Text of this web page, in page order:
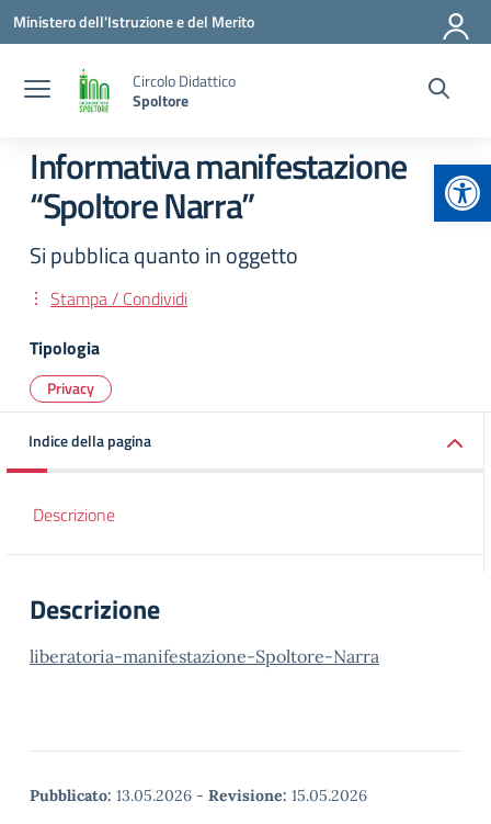
Vai ai contenuti
Vai al menu di navigazione
Vai al footer
Ministero dell'Istruzione e del Merito
Circolo Didattico
Spoltore
Informativa manifestazione
“Spoltore Narra”
Si pubblica quanto in oggetto
Stampa / Condividi
Tipologia
Privacy
Indice della pagina
Descrizione
Descrizione
liberatoria-manifestazione-Spoltore-Narra
Pubblicato: 13.05.2026 - Revisione: 15.05.2026